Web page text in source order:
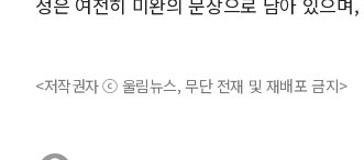
<저작권자 ⓒ 울림뉴스, 무단 전재 및 재배포 금지>